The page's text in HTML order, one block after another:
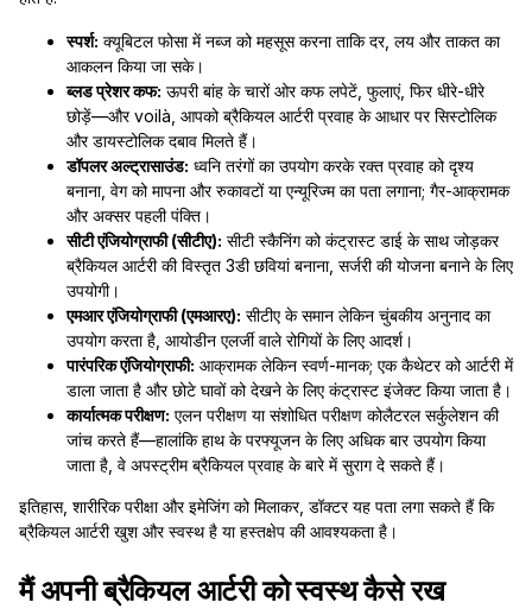
स्पर्श: क्यूबिटल फोसा में नब्ज को महसूस करना ताकि दर, लय और ताकत का
आकलन किया जा सके।
ब्लड प्रेशर कफ: ऊपरी बांह के चारों ओर कफ लपेटें, फुलाएं, फिर धीरे-धीरे
छोड़ें—और voilà, आपको ब्रैकियल आर्टरी प्रवाह के आधार पर सिस्टोलिक
और डायस्टोलिक दबाव मिलते हैं।
डॉपलर अल्ट्रासाउंड: ध्वनि तरंगों का उपयोग करके रक्त प्रवाह को दृश्य
बनाना, वेग को मापना और रुकावटों या एन्यूरिज्म का पता लगाना; गैर-आक्रामक
और अक्सर पहली पंक्ति।
सीटी एंजियोग्राफी (सीटीए): सीटी स्कैनिंग को कंट्रास्ट डाई के साथ जोड़कर
ब्रैकियल आर्टरी की विस्तृत 3डी छवियां बनाना, सर्जरी की योजना बनाने के लिए
उपयोगी।
एमआर एंजियोग्राफी (एमआरए): सीटीए के समान लेकिन चुंबकीय अनुनाद का
उपयोग करता है, आयोडीन एलर्जी वाले रोगियों के लिए आदर्श।
पारंपरिक एंजियोग्राफी: आक्रामक लेकिन स्वर्ण-मानक; एक कैथेटर को आर्टरी में
डाला जाता है और छोटे घावों को देखने के लिए कंट्रास्ट इंजेक्ट किया जाता है।
कार्यात्मक परीक्षण: एलन परीक्षण या संशोधित परीक्षण कोलैटरल सर्कुलेशन की
जांच करते हैं—हालांकि हाथ के परफ्यूजन के लिए अधिक बार उपयोग किया
जाता है, वे अपस्ट्रीम ब्रैकियल प्रवाह के बारे में सुराग दे सकते हैं।
इतिहास, शारीरिक परीक्षा और इमेजिंग को मिलाकर, डॉक्टर यह पता लगा सकते हैं कि
ब्रैकियल आर्टरी खुश और स्वस्थ है या हस्तक्षेप की आवश्यकता है।
मैं अपनी ब्रैकियल आर्टरी को स्वस्थ कैसे रख